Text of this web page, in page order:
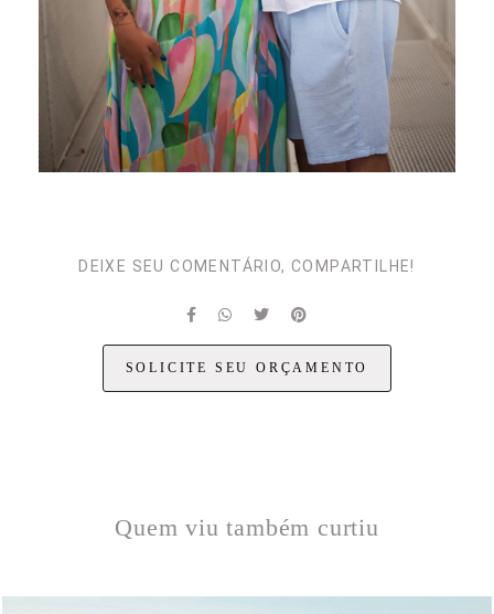
DEIXE SEU COMENTÁRIO, COMPARTILHE!
SOLICITE SEU ORÇAMENTO
Quem viu também curtiu